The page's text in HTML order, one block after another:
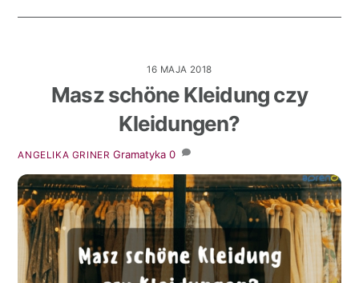
16 MAJA 2018
Masz schöne Kleidung czy
Kleidungen?
ANGELIKA GRINER Gramatyka 0